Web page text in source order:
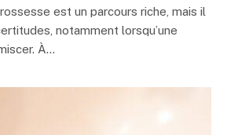
est un parcours riche, mais il
notamment lorsqu’une
À…